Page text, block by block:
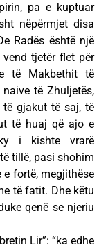
pa e kuptuar
nëpërmjet disa
Radës është një
tjetër flet për
të Makbethit të
të Zhuljetës,
gjakut të saj, të
të huaj që ajo e
ky i kishte vrarë
tillë, pasi shohim
e fortë, megjithëse
të fatit. Dhe këtu
qenë se njeriu
Lir”: “ka edhe